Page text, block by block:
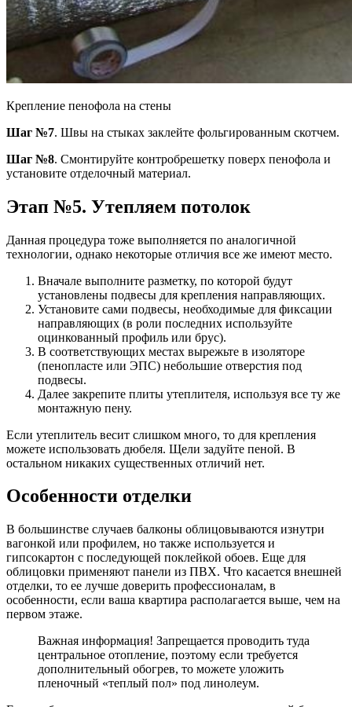
Крепление пенофола на стены
Шаг №7. Швы на стыках заклейте фольгированным скотчем.
Шаг №8. Смонтируйте контробрешетку поверх пенофола и
установите отделочный материал.
Этап №5. Утепляем потолок
Данная процедура тоже выполняется по аналогичной
технологии, однако некоторые отличия все же имеют место.
Вначале выполните разметку, по которой будут
установлены подвесы для крепления направляющих.
Установите сами подвесы, необходимые для фиксации
направляющих (в роли последних используйте
оцинкованный профиль или брус).
В соответствующих местах вырежьте в изоляторе
(пенопласте или ЭПС) небольшие отверстия под
подвесы.
Далее закрепите плиты утеплителя, используя все ту же
монтажную пену.
Если утеплитель весит слишком много, то для крепления
можете использовать дюбеля. Щели задуйте пеной. В
остальном никаких существенных отличий нет.
Особенности отделки
В большинстве случаев балконы облицовываются изнутри
вагонкой или профилем, но также используется и
гипсокартон с последующей поклейкой обоев. Еще для
облицовки применяют панели из ПВХ. Что касается внешней
отделки, то ее лучше доверить профессионалам, в
особенности, если ваша квартира располагается выше, чем на
первом этаже.
Важная информация! Запрещается проводить туда
центральное отопление, поэтому если требуется
дополнительный обогрев, то можете уложить
пленочный «теплый пол» под линолеум.